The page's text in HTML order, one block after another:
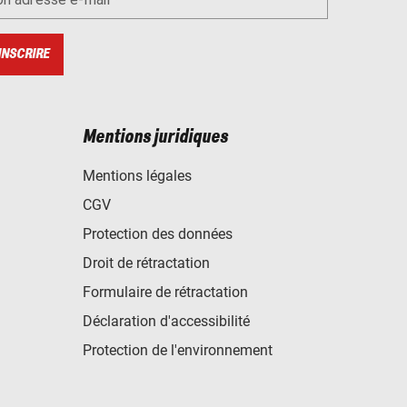
Mentions juridiques
Mentions légales
CGV
Protection des données
Droit de rétractation
Formulaire de rétractation
Déclaration d'accessibilité
Protection de l'environnement